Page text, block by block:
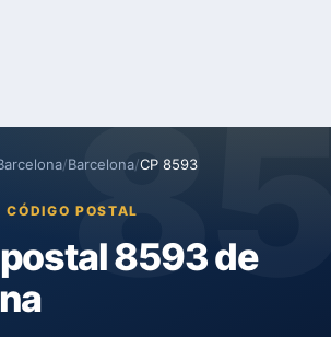
/Barcelona/CP 8593
CÓDIGO POSTAL
8593 de